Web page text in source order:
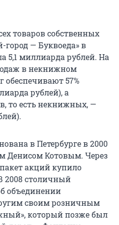
товаров собственных
— Буквоеда» в
5,1 миллиарда рублей. На
в некнижном
обеспечивают 57%
рублей), а
то есть некнижных, —
в Петербурге в 2000
Денисом Котовым. Через
акций купило
2008 столичный
объединении
своим розничным
который позже был